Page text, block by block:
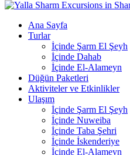
Ana Sayfa
Turlar
İçinde Şarm El Şeyh
İçinde Dahab
İçinde El-Alameyn
Düğün Paketleri
Aktiviteler ve Etkinlikler
Ulaşım
İçinde Şarm El Şeyh
İçinde Nuweiba
İçinde Taba Şehri
İçinde İskenderiye
İçinde El-Alameyn